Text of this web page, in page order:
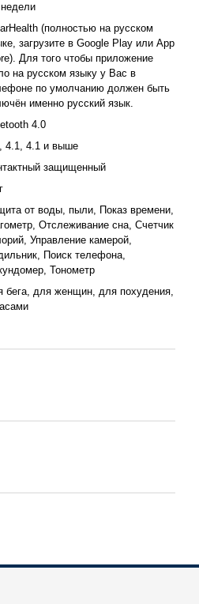
(полностью на русском
загрузите в Google Play или App
Для того чтобы приложение
на русском языку у Вас в
по умолчанию должен быть
именно русский язык.
4.0
4.1, 4.1 и выше
защищенный
от воды, пыли, Показ времени,
Отслеживание сна, Счетчик
Управление камерой,
Поиск телефона,
Тонометр
бега, для женщин, для похудения,